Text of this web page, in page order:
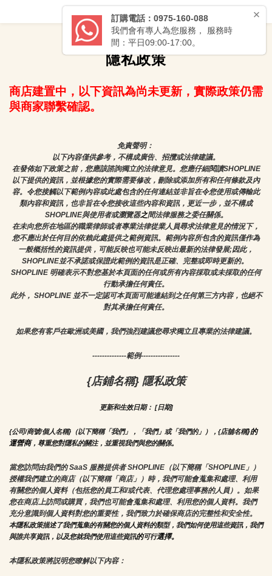
隱私政策
商店建置中，以下資訊為尚未更新，實際政策仍需
與商家聯繫確認。
免責聲明：
以下內容僅供參考，不構成廣告、招攬或法律建議。
在發佈如下政策之前，您應該諮詢獨立的法律意見。您應仔細閱讀SHOPLINE
以下提供的資訊，並根據您的實際需要修改，刪除或添加所有和任何條款及內
容。令您接觸以下範例內容或此處包含的任何連結並非旨在令您使用或傳輸此
類內容和資訊，也非旨在令您接收這些內容和資訊，更近一步，並不構成
SHOPLINE與使用者或瀏覽器之間法律服務之委任關係。
在未向您所在地區的職業律師或者專業法律從業人員尋求法律意見的情況下，
您不應出於任何目的依賴此處提供之範例資訊。範例內容所包含的資訊僅作為
一般概括性的資訊提供，可能反映也可能未反映出最新的法律發展;因此，
SHOPLINE並不承諾或保證此範例的資訊是正確、完整或即時更新的。
SHOPLINE 明確表示不對您基於本頁面的任何或所有內容採取或未採取的任何
行動承擔任何責任。
此外， SHOPLINE 並不一定認可本頁面可能連結到之任何第三方內容，也絕不
對其承擔任何責任。
如果您有客戶在歐洲或美國，我們強烈建議您尋求獨立且專業的法律建議。
--------------範例----------------
{店鋪名稱} 隱私政策
更新和生效日期： [日期]
{公司/商號/個人名稱}（以下簡稱「我們」，「我們」或「我們的」），{店舖名稱}的
運營商，尊重您對隱私的關注，並重視我們與您的關係。
當您訪問由我們的 SaaS 服務提供者 SHOPLINE（以下簡稱「SHOPLINE」）
授權我們建立的商店（以下簡稱「商店」）時，我們可能會蒐集和處理、利用
有關您的個人資料（包括您的員工和/或代表、代理您處理事務的人員）。如果
您在商店上訪問或購買，我們也可能會蒐集和處理、利用您的個人資料。我們
充分意識到個人資料對您的重要性，我們致力於確保商店的完整性和安全性。
本隱私政策描述了我們蒐集的有關您的個人資料的類型，我們如何使用這些資訊，我們
與誰共享資訊，以及您就我們使用這些資訊的可行選擇。
本隱私政策將説明您瞭解以下內容：